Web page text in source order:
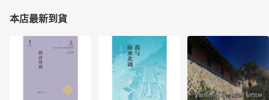
本店最新到貨